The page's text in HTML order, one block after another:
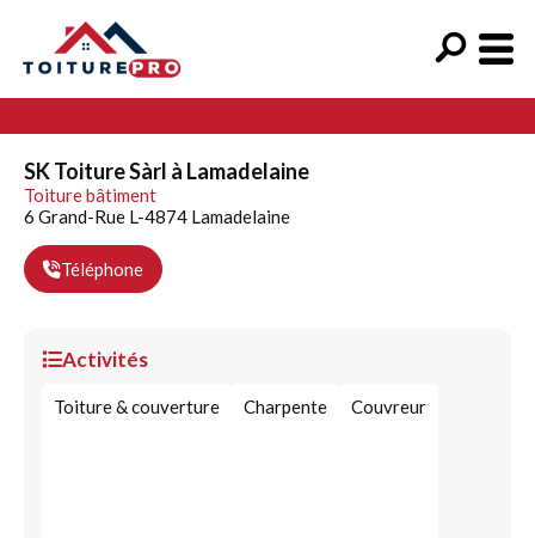
SK Toiture Sàrl à Lamadelaine
Toiture bâtiment
6 Grand-Rue L-4874 Lamadelaine
Téléphone
Activités
Toiture & couverture Charpente Couvreur